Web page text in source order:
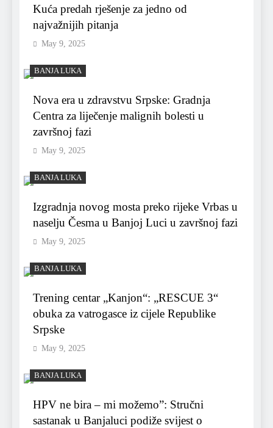
Kuća predah rješenje za jedno od
najvažnijih pitanja
May 9, 2025
BANJA LUKA
Nova era u zdravstvu Srpske: Gradnja
Centra za liječenje malignih bolesti u
završnoj fazi
May 9, 2025
BANJA LUKA
Izgradnja novog mosta preko rijeke Vrbas u
naselju Česma u Banjoj Luci u završnoj fazi
May 9, 2025
BANJA LUKA
Trening centar „Kanjon“: „RESCUE 3“
obuka za vatrogasce iz cijele Republike
Srpske
May 9, 2025
BANJA LUKA
HPV ne bira – mi možemo”: Stručni
sastanak u Banjaluci podiže svijest o